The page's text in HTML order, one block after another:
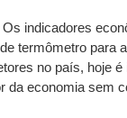
indicadores
termômetro para
no país, hoje é
da economia sem